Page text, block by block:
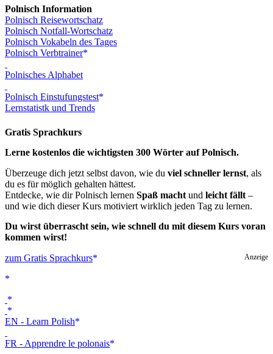
Polnisch Information
Polnisch Reisewortschatz
Polnisch Notfall-Wortschatz
Polnisch Vokabeln des Tages
Polnisch Verbtrainer
Polnisches Alphabet
Polnisch Einstufungstest
Lernstatistk und Trends
Gratis Sprachkurs
Lerne kostenlos die wichtigsten 300 Wörter auf Polnisch.
Überzeuge dich jetzt selbst davon, wie du viel schneller lernst, als
du es für möglich gehalten hättest.
Entdecke, wie dir Polnisch lernen Spaß macht und leicht fällt –
und wie dich dieser Kurs motiviert wirklich jeden Tag zu lernen.
Du wirst überrascht sein, wie schnell du mit diesem Kurs voran
kommen wirst!
Anzeige
zum Gratis Sprachkurs
EN - Learn Polish
FR - Apprendre le polonais